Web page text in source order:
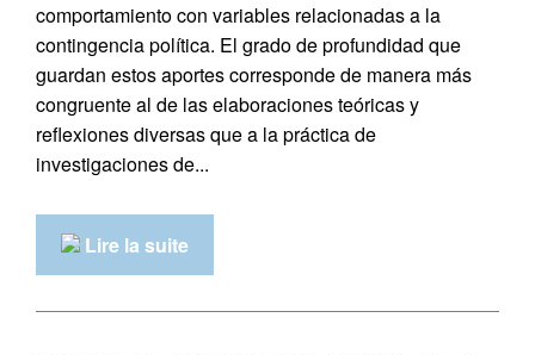
comportamiento con variables relacionadas a la
contingencia política. El grado de profundidad que
guardan estos aportes corresponde de manera más
congruente al de las elaboraciones teóricas y
reflexiones diversas que a la práctica de
investigaciones de...
Lire la suite